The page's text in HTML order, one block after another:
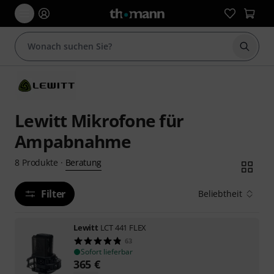
Suche
Lewitt Mikrofone für
Ampabnahme
8 Produkte · Beratung
Filter Beliebtheit
Lewitt LCT 441 FLEX
63
Sofort lieferbar
365 €